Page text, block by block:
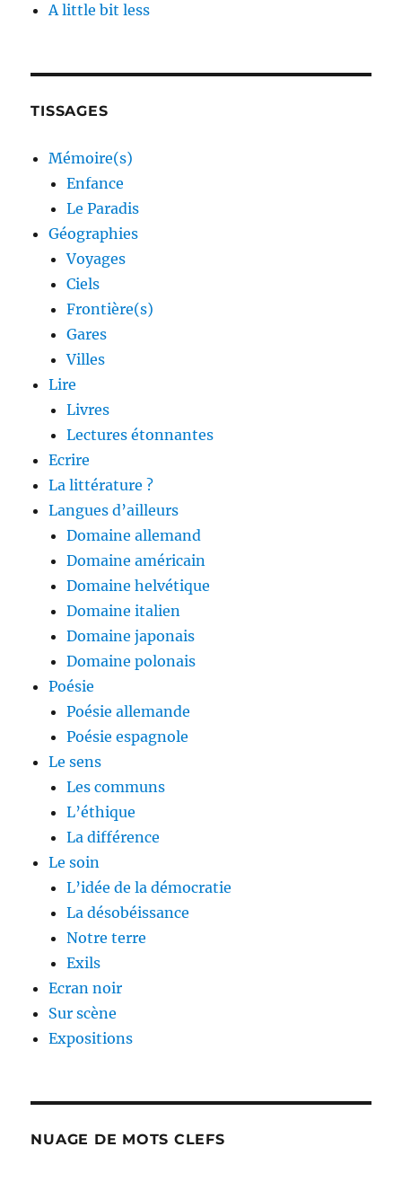
A little bit less
TISSAGES
Mémoire(s)
Enfance
Le Paradis
Géographies
Voyages
Ciels
Frontière(s)
Gares
Villes
Lire
Livres
Lectures étonnantes
Ecrire
La littérature ?
Langues d’ailleurs
Domaine allemand
Domaine américain
Domaine helvétique
Domaine italien
Domaine japonais
Domaine polonais
Poésie
Poésie allemande
Poésie espagnole
Le sens
Les communs
L’éthique
La différence
Le soin
L’idée de la démocratie
La désobéissance
Notre terre
Exils
Ecran noir
Sur scène
Expositions
NUAGE DE MOTS CLEFS